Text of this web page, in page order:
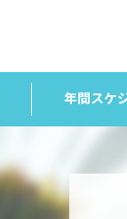
年間スケ